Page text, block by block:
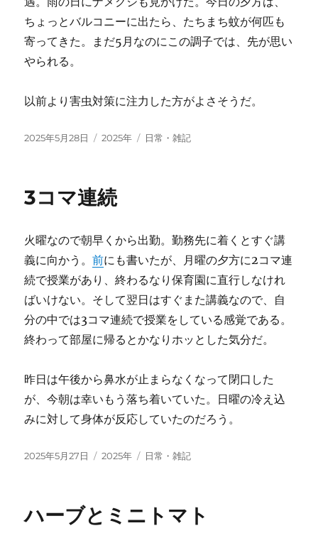
ちょっとバルコニーに出たら、たちまち蚊が何匹も
寄ってきた。まだ5月なのにこの調子では、先が思い
やられる。
以前より害虫対策に注力した方がよさそうだ。
投
2025年5月28日
カ
ー
2025年
タ
日常・雑記
3コマ連続
火曜なので朝早くから出勤。勤務先に着くとすぐ講
義に向かう。前にも書いたが、月曜の夕方に2コマ連
続で授業があり、終わるなり保育園に直行しなけれ
ばいけない。そして翌日はすぐまた講義なので、自
分の中では3コマ連続で授業をしている感覚である。
終わって部屋に帰るとかなりホッとした気分だ。
昨日は午後から鼻水が止まらなくなって閉口した
が、今朝は幸いもう落ち着いていた。日曜の冷え込
みに対して身体が反応していたのだろう。
投
2025年5月27日
カ
ー
2025年
タ
日常・雑記
ハーブとミニトマト